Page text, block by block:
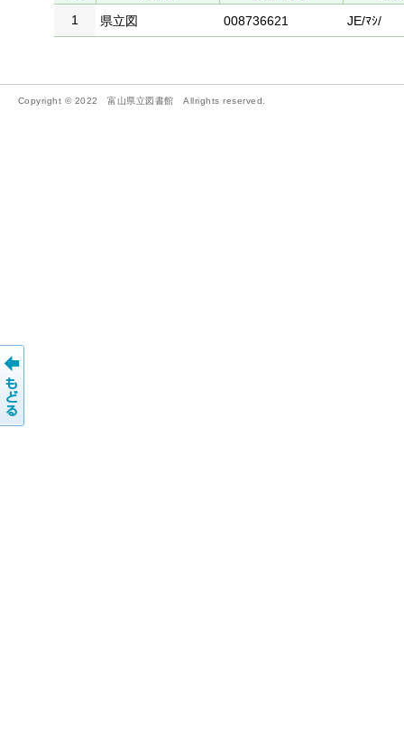
1
県立図 008736621 JE/ﾏｼ/
Copyright © 2022 富山県立図書館 Allrights reserved.